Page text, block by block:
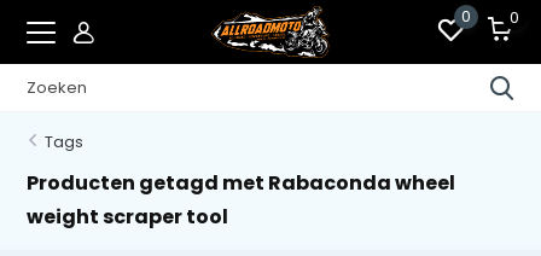
0 0
Tags
Producten getagd met Rabaconda wheel
weight scraper tool